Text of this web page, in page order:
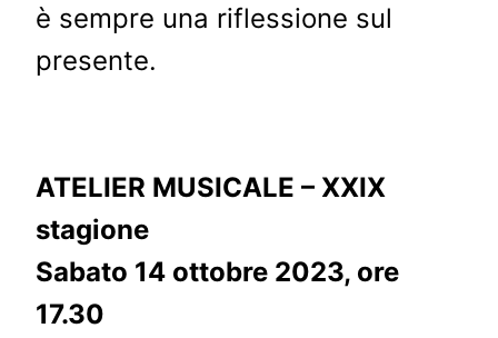
è sempre una riflessione sul
presente.
ATELIER MUSICALE – XXIX
stagione
Sabato 14 ottobre 2023, ore
17.30